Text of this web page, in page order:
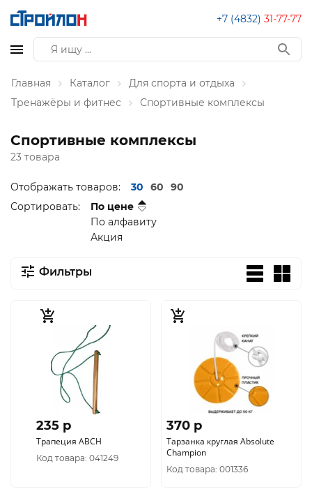
+7 (4832) 31-77-77
Главная Каталог
Для спорта и отдыха
Тренажёры и фитнес
Спортивные комплексы
Спортивные комплексы
23 товара
Отображать товаров: 30 60
90
Сортировать:
По цене
По алфавиту
Акция
Фильтры
235 p
Трапеция АВСН
Код товара: 041249
370 p
Тарзанка круглая Absolute
Champion
Код товара: 001336